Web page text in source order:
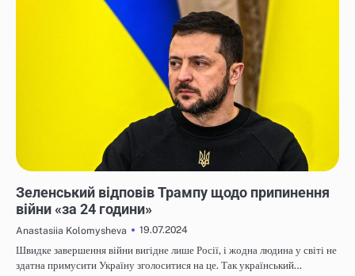
Зеленський відповів Трампу щодо припинення
війни «за 24 години»
Anastasiia Kolomysheva
19.07.2024
Швидке завершення війни вигідне лише Росії, і жодна людина у світі не
здатна примусити Україну зголоситися на це. Так український…